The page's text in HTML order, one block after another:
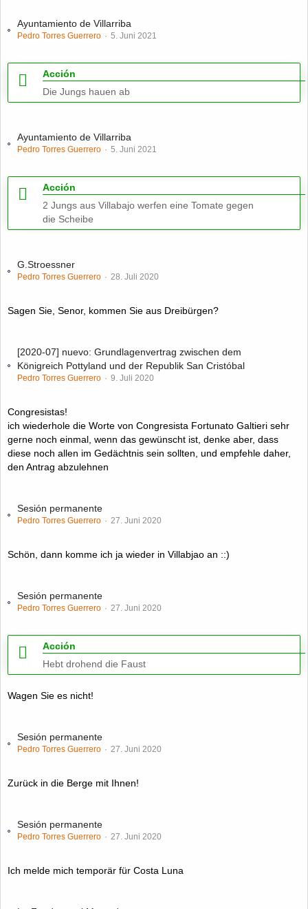
Ayuntamiento de Villarriba
Pedro Torres Guerrero 5. Juni 2021
Acción
Die Jungs hauen ab
Ayuntamiento de Villarriba
Pedro Torres Guerrero 5. Juni 2021
Acción
2 Jungs aus Villabajo werfen eine Tomate gegen
die Scheibe
G.Stroessner
Pedro Torres Guerrero 28. Juli 2020
Sagen Sie, Senor, kommen Sie aus Dreibürgen?
[2020-07] nuevo: Grundlagenvertrag zwischen dem
Königreich Pottyland und der Republik San Cristóbal
Pedro Torres Guerrero 9. Juli 2020
Congresistas!
ich wiederhole die Worte von Congresista Fortunato Galtieri sehr
gerne noch einmal, wenn das gewünscht ist, denke aber, dass
diese noch allen im Gedächtnis sein sollten, und empfehle daher,
den Antrag abzulehnen
Sesión permanente
Pedro Torres Guerrero 27. Juni 2020
Schön, dann komme ich ja wieder in Villabjao an ::)
Sesión permanente
Pedro Torres Guerrero 27. Juni 2020
Acción
Hebt drohend die Faust
Wagen Sie es nicht!
Sesión permanente
Pedro Torres Guerrero 27. Juni 2020
Zurück in die Berge mit Ihnen!
Sesión permanente
Pedro Torres Guerrero 27. Juni 2020
Ich melde mich temporär für Costa Luna